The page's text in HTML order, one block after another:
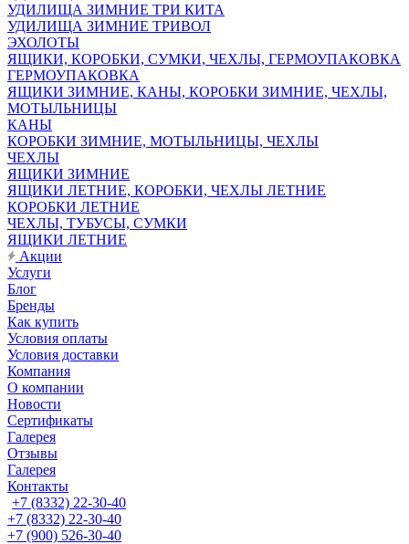
УДИЛИЩА ЗИМНИЕ ТРИ КИТА
УДИЛИЩА ЗИМНИЕ ТРИВОЛ
ЭХОЛОТЫ
ЯЩИКИ, КОРОБКИ, СУМКИ, ЧЕХЛЫ, ГЕРМОУПАКОВКА
ГЕРМОУПАКОВКА
ЯЩИКИ ЗИМНИЕ, КАНЫ, КОРОБКИ ЗИМНИЕ, ЧЕХЛЫ,
МОТЫЛЬНИЦЫ
КАНЫ
КОРОБКИ ЗИМНИЕ, МОТЫЛЬНИЦЫ, ЧЕХЛЫ
ЧЕХЛЫ
ЯЩИКИ ЗИМНИЕ
ЯЩИКИ ЛЕТНИЕ, КОРОБКИ, ЧЕХЛЫ ЛЕТНИЕ
КОРОБКИ ЛЕТНИЕ
ЧЕХЛЫ, ТУБУСЫ, СУМКИ
ЯЩИКИ ЛЕТНИЕ
Акции
Услуги
Блог
Бренды
Как купить
Условия оплаты
Условия доставки
Компания
О компании
Новости
Сертификаты
Галерея
Отзывы
Галерея
Контакты
+7 (8332) 22-30-40
+7 (8332) 22-30-40
+7 (900) 526-30-40